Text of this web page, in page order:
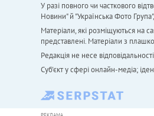
У разі повного чи часткового
Новини" й "Українська Фото
Матеріали, які розміщуються на
представлені. Матеріали з
Редакція не несе
Cуб'єкт у сфері онлайн-медіа;